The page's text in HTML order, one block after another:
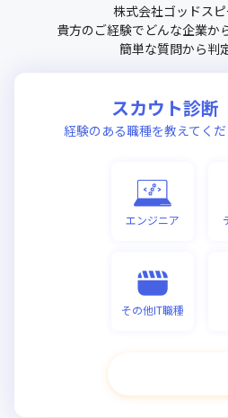
株式会社ゴッドス
貴方のご経験でどんな企業か
簡単な質問から判
スカウト診断
経験のある職種を教えてくだ
エンジニア
その他IT職種